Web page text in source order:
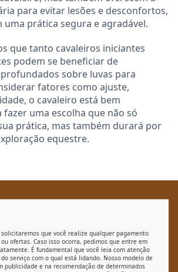
para evitar lesões e desconfortos,
prática segura e agradável.
que tanto cavaleiros iniciantes
podem se beneficiar de
sobre luvas para
fatores como ajuste,
o cavaleiro está bem
uma escolha que não só
prática, mas também durará por
equestre.
que você realize qualquer pagamento
ofertas. Caso isso ocorra, pedimos que entre em
É fundamental que você leia com atenção
serviço com o qual está lidando. Nosso modelo de
publicidade e na recomendação de determinados